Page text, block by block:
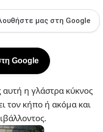
μας στη Google
Google
αυτή η γλάστρα κύκνος
τον κήπο ή ακόμα και